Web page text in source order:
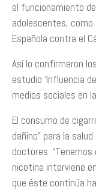
el funcionamiento
adolescentes, como
Española contra el
Así lo confirmaron
estudio ‘Influencia
medios sociales en
El consumo de
dañino” para la
doctores.
nicotina interviene
que éste continúa